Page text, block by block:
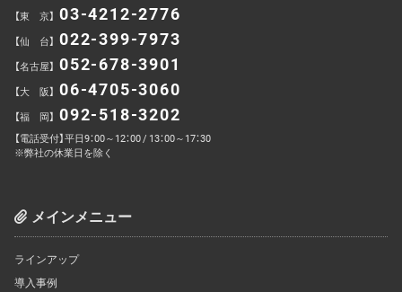
【東 京】 03-4212-2776
【仙 台】 022-399-7973
【名古屋】 052-678-3901
【大 阪】 06-4705-3060
【福 岡】 092-518-3202
【電話受付】平日9：00～12：00 / 13：00～17：30
※弊社の休業日を除く
メインメニュー
ラインアップ
導入事例